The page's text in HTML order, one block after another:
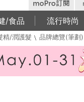
/食品 流行時尚
精/潤護髮 品牌總覽(筆劃)